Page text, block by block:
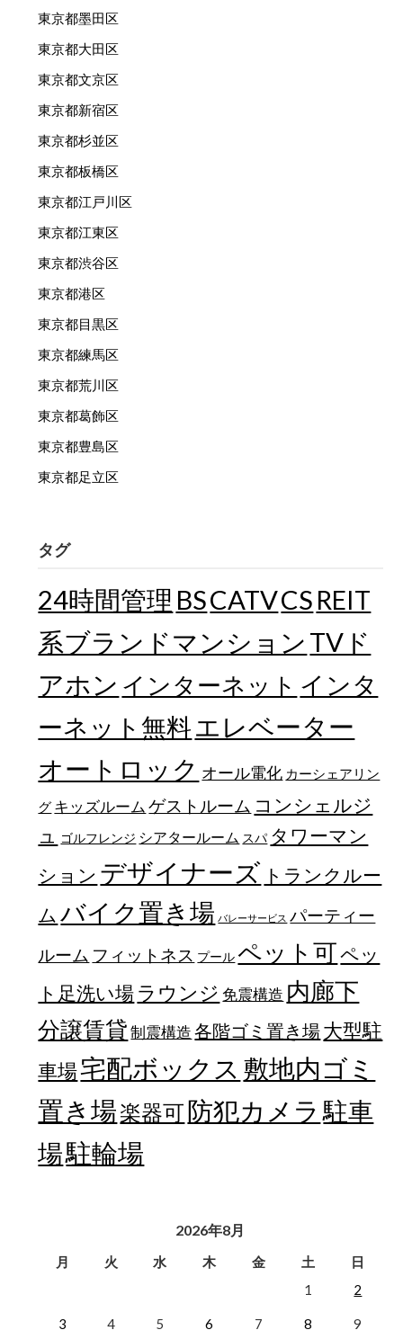
東京都墨田区
東京都大田区
東京都文京区
東京都新宿区
東京都杉並区
東京都板橋区
東京都江戸川区
東京都江東区
東京都渋谷区
東京都港区
東京都目黒区
東京都練馬区
東京都荒川区
東京都葛飾区
東京都豊島区
東京都足立区
タグ
24時間管理 BSCATVCS REIT
系ブランドマンション TVド
アホン インターネット インタ
ーネット無料エレベーター
オートロック オール電化 カーシェアリン
グ キッズルーム ゲストルーム コンシェルジ
ュ
ゴルフレンジ シアタールーム スパ タワーマン
ション デザイナーズ トランクルー
ム バイク置き場 バレーサービス パーティー
ルーム フィットネス プール ペット可ペッ
ト足洗い場 ラウンジ 免震構造 内廊下
分譲賃貸 制震構造 各階ゴミ置き場大型駐
車場宅配ボックス 敷地内ゴミ
置き場楽器可防犯カメラ 駐車
場駐輪場
2026年8月
月 火 水 木 金 土
日
1
2
3 4 5 6 7 8 9